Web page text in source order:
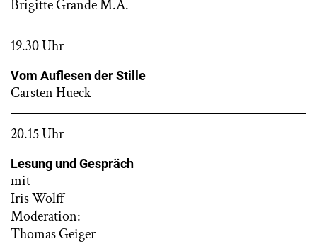
Brigitte Grande M.A.
19.30 Uhr
Vom Auflesen der Stille
Carsten Hueck
20.15 Uhr
Lesung und Gespräch
mit
Iris Wolff
Moderation:
Thomas Geiger